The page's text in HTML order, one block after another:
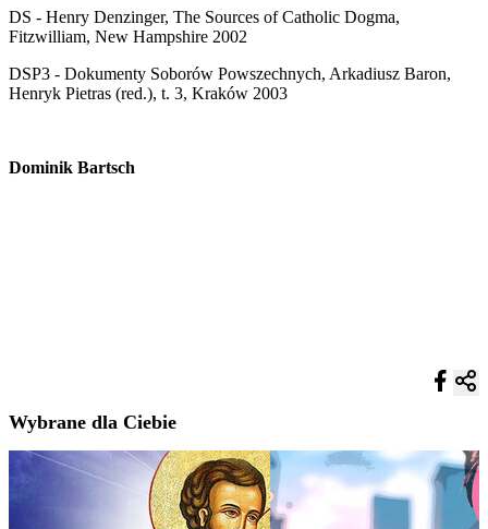
DS - Henry Denzinger, The Sources of Catholic Dogma,
Fitzwilliam, New Hampshire 2002
DSP3 - Dokumenty Soborów Powszechnych, Arkadiusz Baron,
Henryk Pietras (red.), t. 3, Kraków 2003
Dominik Bartsch
Wybrane dla Ciebie